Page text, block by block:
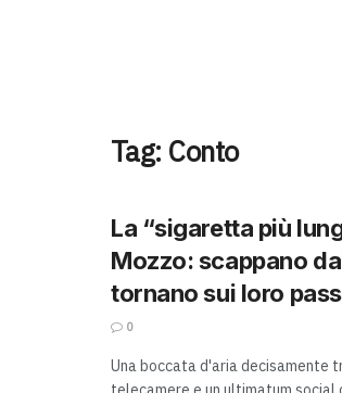
Tag: Conto
La “sigaretta più
Mozzo: scappano
tornano sui loro
0
Una boccata d'aria decisamente